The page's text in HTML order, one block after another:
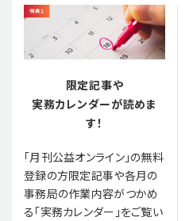
限定記事や
実務カレンダーが読めま
す！
「月刊公益オンライン」の無料
登録の方限定記事や各月の
事務局の作業内容がつかめ
る「実務カレンダー」をご覧い